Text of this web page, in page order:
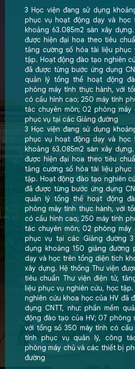
Kế toán
Kế toán doanh nghiệp
Kế toán doanh nghiệp (theo định
Kế toán quản trị và Kiểm soát
CMA)
Kế toán công
Kế toán công (Theo định hướng
Kế toán doanh nghiệp CLC
Kế toán doanh nghiệp (QT)
Kiểm toán
Kiểm toán CLC
Kiểm toán (QT)
Quản trị kinh doanh
Quản trị doanh nghiệp
Quản trị doanh nghiệp (Theo định
Quản trị Kinh doanh du lịch
Quản trị kinh doanh
Marketing
Marketing số (QT)
Hệ thống thông tin quản lý
Hệ thống thông tin quản lý
Tin học tài chính kế toán
Ngôn ngữ Anh
Tiếng Anh tài chính kế toán
Ngôn ngữ Anh
Kinh tế
Kinh tế
Kinh tế và quản lý nguồn lực tài chính
3 Học viện đang sử dụng
phục vụ hoạt động dạy và học
khoảng 63.085m2 sàn xây
được hiện đại hoa theo tiêu
tăng cường số hóa tài liệu phục
tập. Hoạt động đào tạo nghiên
đã được từng bước ứng dụng
quản lý tổng thể hoạt động
phòng máy tính thực hành, với
có cấu hình cao; 250 máy tính
tác chuyên môn; 02 phòng
phục vụ tại các Giảng đường
3 Học viện đang sử dụng
phục vụ hoạt động dạy và học
khoảng 63.085m2 sàn xây
được hiện đại hoa theo tiêu
tăng cường số hóa tài liệu phục
tập. Hoạt động đào tạo nghiên
đã được từng bước ứng dụng
quản lý tổng thể hoạt động
phòng máy tính thực hành, với
có cấu hình cao; 250 máy tính
tác chuyên môn; 02 phòng
phục vụ tại các Giảng đường
dụng khoảng 150 giảng đường
dạy và học trên tổng diện tích
xây dựng. Hệ thống Thư viện
tiêu chuẩn Thư viện điện tử,
liệu phục vụ nghiên cứu, học
nghiên cứu khoa học của HV đã
dụng CNTT, như: phần mềm
động đào tạo của HV; 07 phòng
với tổng số 350 máy tính có
tính phục vụ quản lý, công
phòng máy chủ và các thiết bị
đường